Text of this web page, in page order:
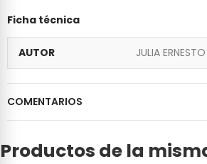
Ficha técnica
AUTOR JULIA ERNESTO
COMENTARIOS
Productos de la